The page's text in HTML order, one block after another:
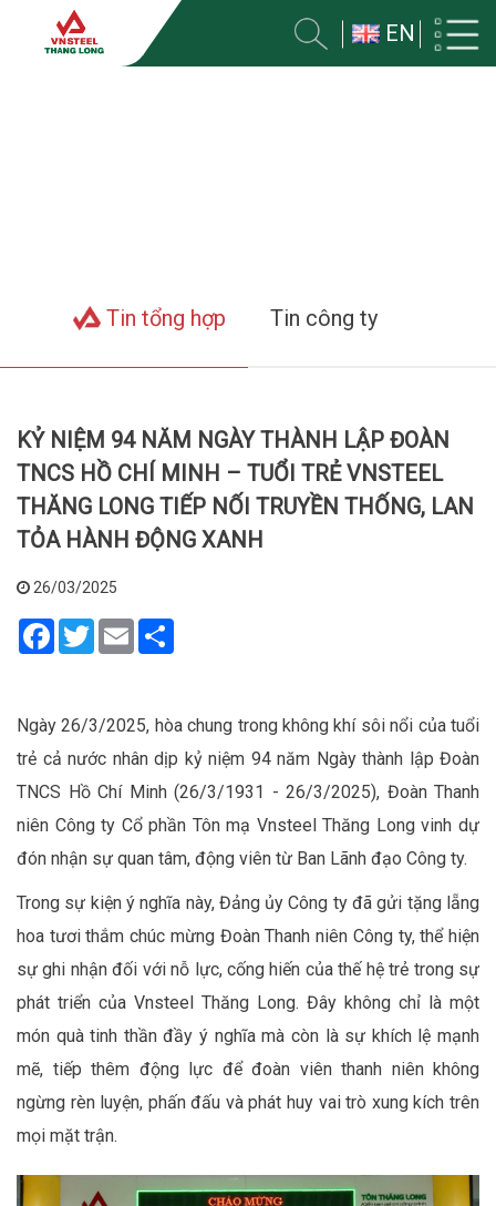
EN
Tin tổng hợp Tin công ty
KỶ NIỆM 94 NĂM NGÀY THÀNH LẬP ĐOÀN
TNCS HỒ CHÍ MINH – TUỔI TRẺ VNSTEEL
THĂNG LONG TIẾP NỐI TRUYỀN THỐNG, LAN
TỎA HÀNH ĐỘNG XANH
26/03/2025
Facebook
TwitterEmail
Ngày 26/3/2025, hòa chung trong không khí sôi nổi của tuổi
trẻ cả nước nhân dịp kỷ niệm 94 năm Ngày thành lập Đoàn
TNCS Hồ Chí Minh (26/3/1931 - 26/3/2025), Đoàn Thanh
niên Công ty Cổ phần Tôn mạ Vnsteel Thăng Long vinh dự
đón nhận sự quan tâm, động viên từ Ban Lãnh đạo Công ty.
Trong sự kiện ý nghĩa này, Đảng ủy Công ty đã gửi tặng lẵng
hoa tươi thắm chúc mừng Đoàn Thanh niên Công ty, thể hiện
sự ghi nhận đối với nỗ lực, cống hiến của thế hệ trẻ trong sự
phát triển của Vnsteel Thăng Long. Đây không chỉ là một
món quà tinh thần đầy ý nghĩa mà còn là sự khích lệ mạnh
mẽ, tiếp thêm động lực để đoàn viên thanh niên không
ngừng rèn luyện, phấn đấu và phát huy vai trò xung kích trên
mọi mặt trận.